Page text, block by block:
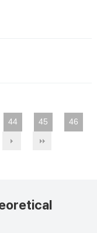
44 45
46